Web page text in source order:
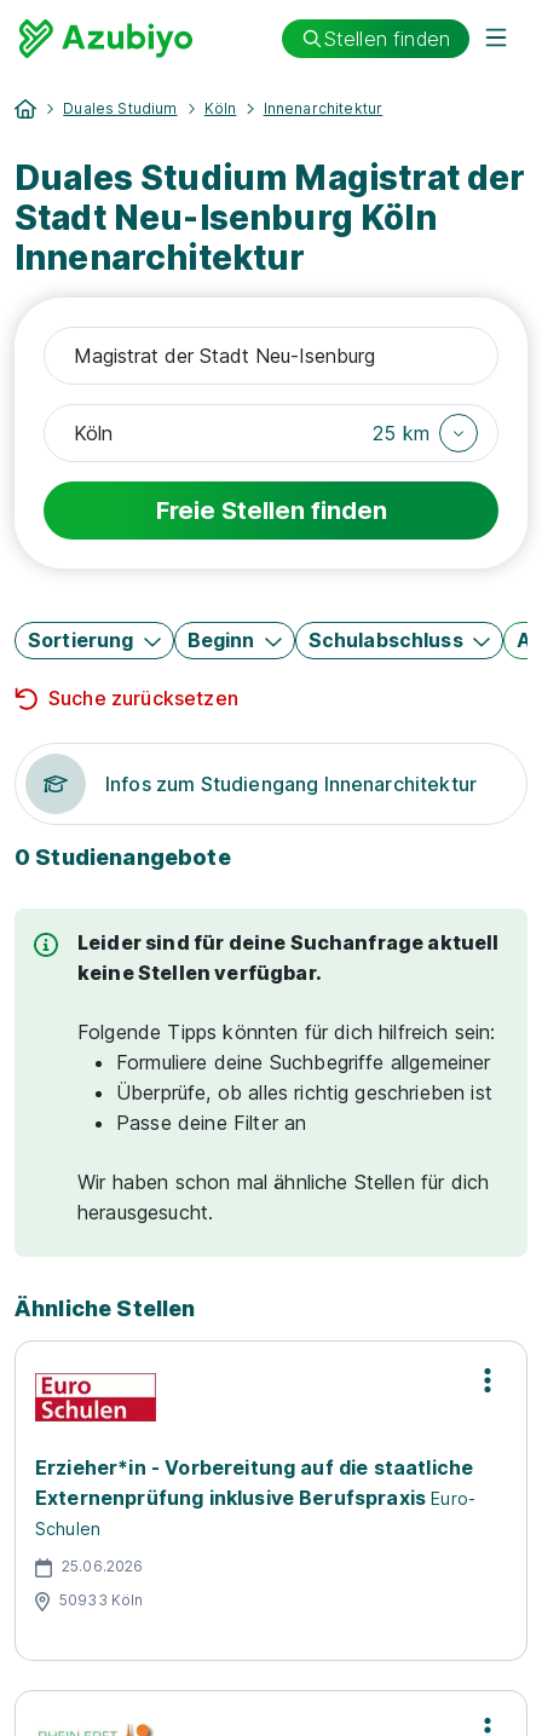
Stellen finden
Duales Studium Köln Innenarchitektur
Duales Studium Magistrat der
Stadt Neu-Isenburg Köln
Innenarchitektur
25 km
Freie Stellen finden
Sortierung Beginn Schulabschluss
Suche zurücksetzen
Infos zum Studiengang Innenarchitektur
0 Studienangebote
Leider sind für deine Suchanfrage aktuell
keine Stellen verfügbar.
Folgende Tipps könnten für dich hilfreich sein:
Formuliere deine Suchbegriffe allgemeiner
Überprüfe, ob alles richtig geschrieben ist
Passe deine Filter an
Wir haben schon mal ähnliche Stellen für dich
herausgesucht.
Ähnliche Stellen
Erzieher*in - Vorbereitung auf die staatliche
Externenprüfung inklusive Berufspraxis Euro-
Schulen
25.06.2026
50933 Köln